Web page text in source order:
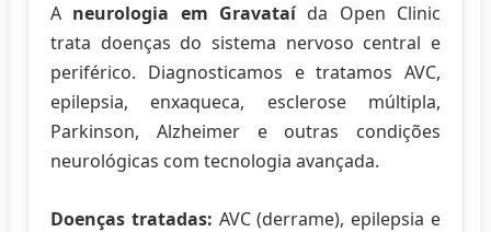
A neurologia em Gravataída Open Clinic
trata doenças do sistema nervoso central e
periférico. Diagnosticamos e tratamos AVC,
epilepsia, enxaqueca, esclerose múltipla,
Parkinson, Alzheimer e outras condições
neurológicas com tecnologia avançada.
Doenças tratadas: AVC (derrame), epilepsia e